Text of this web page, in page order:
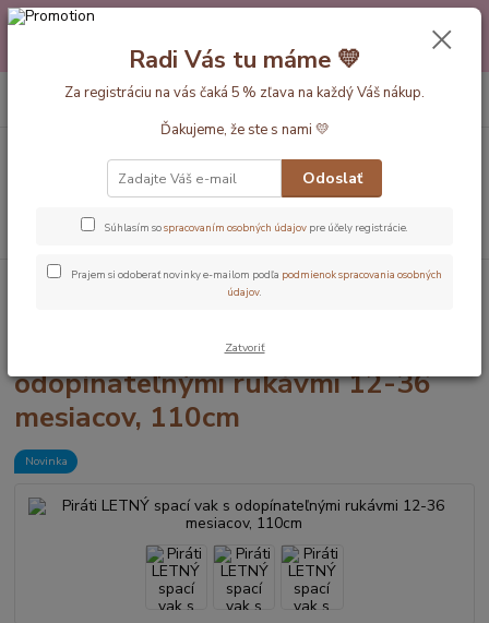
Máte nejakú otázku alebo váhate s výberom? Neváhajte a zavolajte
pokojne aj večer alebo cez víkend. Sme tu pre Vás.💛 Petra a babička
Monička
EUR
Hľadať
+420 777 610 855
Dĺžka vaku 110cm (12-36mesiac)
Piráti LETNÝ spací vak s
odopínateľnými rukávmi 12-36 mesiacov, 110cm
Piráti LETNÝ spací vak s
odopínateľnými rukávmi 12-36
mesiacov, 110cm
Novinka
Radi Vás tu máme 💛
Za registráciu na vás čaká 5 % zľava na každý Váš nákup.
Ďakujeme, že ste s nami 💛
Odoslať
Súhlasím sospracovaním osobných údajov pre účely registrácie.
Prajem si odoberať novinky e-mailom podľa podmienok spracovania osobných
údajov.
Zatvoriť